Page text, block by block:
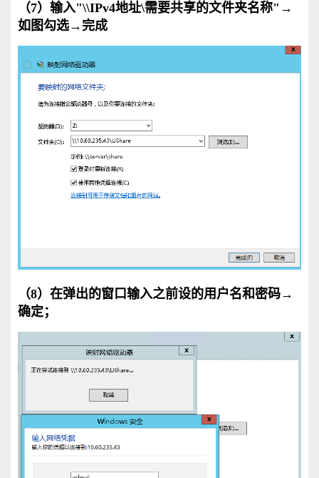
（7）输入"\\IPv4地址\需要共享的文件夹名称"→
如图勾选→完成
（8） 在弹出的窗口输入之前设的用户名和密码→
确定；